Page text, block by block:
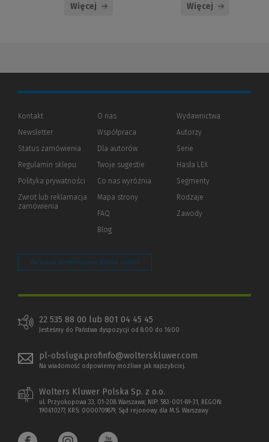
Więcej Więcej
Kontakt
Newsletter
Status zamówienia
Regulamin sklepu
Polityka prywatności (Nowe
(Link
innej
Zwrot lub reklamacja
zamówienia
O nas
Współpraca
Dla autorów(Nowe
(Link
innej
strony)
Twoje sugestie
Co nas wyróżnia
Mapa strony
FAQ
Blog
Wydawnictwa
Autorzy
Serie
Hasła LEX
Segmenty
Rodzaje
Zawody
Zarządzaj preferencjami plików cookie
22 535 88 00 lub 801 04 45 45
Jesteśmy do Państwa dyspozycji od 8:00 do 16:00
pl-obsluga.profinfo@wolterskluwer.com
Na wiadomość odpowiemy możliwe jak najszybciej.
Wolters Kluwer Polska Sp. z o.o.
ul. Przyokopowa 33, 01-208 Warszawa; NIP: 583-001-89-31, REGON:
190610277, KRS: 0000709879, Sąd rejonowy dla M.S. Warszawy